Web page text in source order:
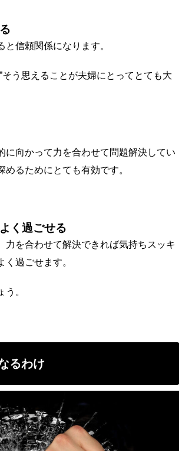
と信頼関係になります。
そう思えることが夫婦にとってとても大
に向かって力を合わせて問題解決してい
めるためにとても有効です。
く過ごせる
力を合わせて解決できれば気持ちスッキ
く過ごせます。
。
るわけ